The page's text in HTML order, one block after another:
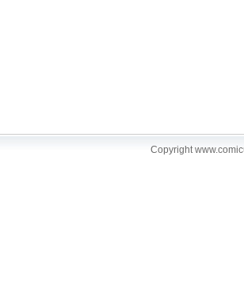
Copyright